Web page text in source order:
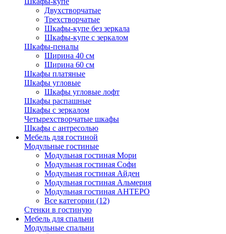
Двухстворчатые
Трехстворчатые
Шкафы-купе без зеркала
Шкафы-купе с зеркалом
Шкафы-пеналы
Ширина 40 см
Ширина 60 см
Шкафы платяные
Шкафы угловые
Шкафы угловые лофт
Шкафы распашные
Шкафы с зеркалом
Четырехстворчатые шкафы
Шкафы с антресолью
Мебель для гостиной
Модульные гостиные
Модульная гостиная Мори
Модульная гостиная Софи
Модульная гостиная Айден
Модульная гостиная Альмерия
Модульная гостиная АНТЕРО
Все категории (12)
Стенки в гостиную
Мебель для спальни
Модульные спальни